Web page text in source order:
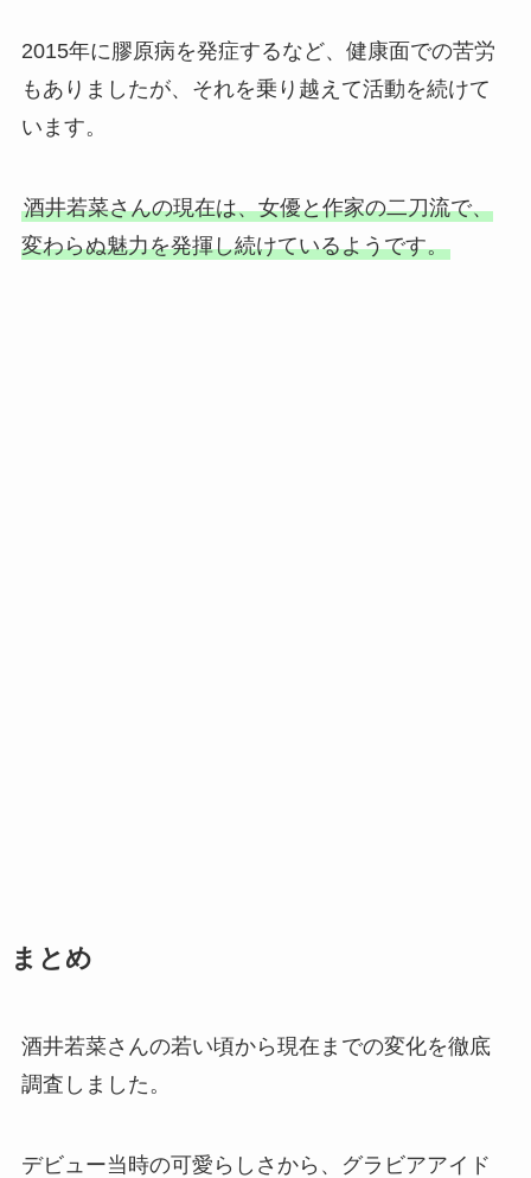
2015年に膠原病を発症するなど、健康面での苦労
もありましたが、それを乗り越えて活動を続けて
います。
酒井若菜さんの現在は、女優と作家の二刀流で、
変わらぬ魅力を発揮し続けているようです。
まとめ
酒井若菜さんの若い頃から現在までの変化を徹底
調査しました。
デビュー当時の可愛らしさから、グラビアアイド